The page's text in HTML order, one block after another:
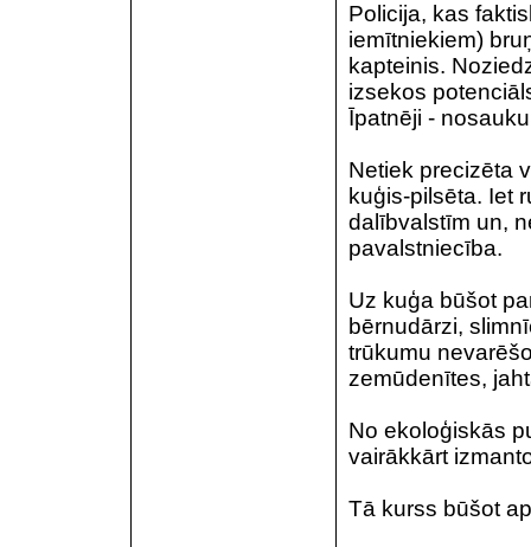
Policija, kas
iemītniekiem)
kapteinis.
izsekos
Īpatnēji -
Netiek precizēta
kuģis-pilsēta. Iet
dalībvalstīm un,
pavalstniecība.
Uz kuģa būšot
bērnudārzi,
trūkumu
zemūdenītes,
No ekoloģiskās
vairākkārt
Tā kurss būšot